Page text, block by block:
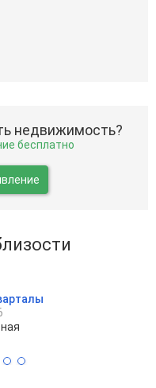
недвижимость?
бесплатно